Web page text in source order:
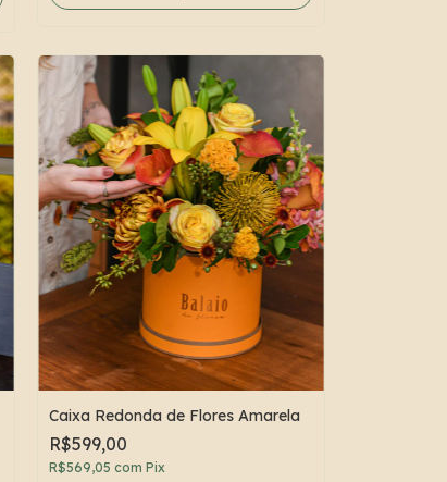
Caixa Redonda de Flores Amarela
R$599,00
R$569,05 com Pix